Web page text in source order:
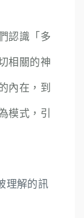
認識「多
相關的神
內在，到
模式，引
理解的訊